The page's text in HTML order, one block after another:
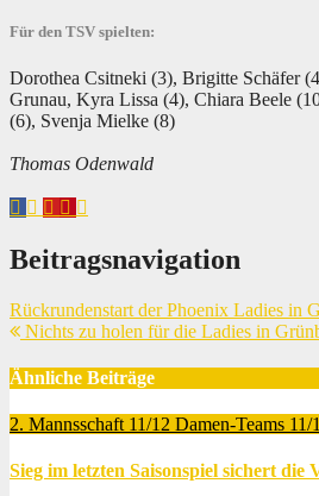
Für den TSV spielten:
Dorothea Csitneki (3), Brigitte Schäfer
Grunau, Kyra Lissa (4), Chiara Beele
(6), Svenja Mielke (8)
Thomas Odenwald
Beitragsnavigation
Rückrundenstart der Phoenix Ladies in
Nichts zu holen für die Ladies in
Ähnliche Beiträge
2. Mannsschaft 11/12 Damen-Teams 11/
Sieg im letzten Saisonspiel sichert die